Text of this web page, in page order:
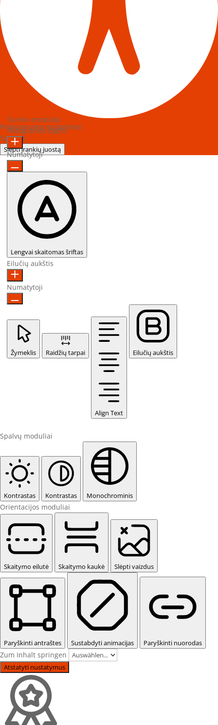
Prieinamumo nustatymai
Sukurta
Slėpti įrankių juostą
Turinio moduliai
Piktogramos dydis
Numatytoji
Lengvai skaitomas šriftas
Eilučių aukštis
Numatytoji
Žymeklis Raidžių tarpai
Align Text
Eilučių aukštis
Spalvų moduliai
Kontrastas Kontrastas Monochrominis
Orientacijos moduliai
Skaitymo eilutė Skaitymo kaukė Slėpti vaizdus
Paryškinti antraštes Sustabdyti animacijas Paryškinti nuorodas
Zum Inhalt springen
Atstatyti nustatymus